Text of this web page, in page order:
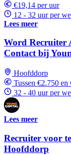
€19,14 per uur
12 - 32 uur per
Lees meer
Word Recruiter
Contact bij
Hoofddorp
Tussen €2.750 en
32 - 40 uur per
Lees meer
Recruiter voor
Hoofddorp